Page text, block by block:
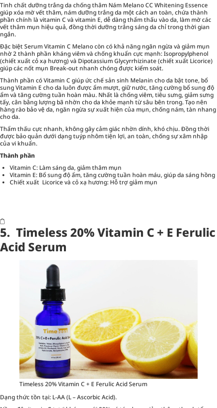
Tinh chất dưỡng trắng da chống thâm Nám Melano CC Whitening Essence
giúp xóa mờ vết thâm, nám dưỡng trắng da một cách an toàn, chứa thành
phần chính là vitamin C và vitamin E, dễ dàng thẩm thấu vào da, làm mờ các
vết thâm mụn hiệu quả, đồng thời dưỡng trắng sáng da chỉ trong thời gian
ngắn.
Đặc biệt Serum Vitamin C Melano còn có khả năng ngăn ngừa và giảm mụn
nhờ 2 thành phần kháng viêm và chống khuẩn cực mạnh: Isopropylphenol
(chiết xuất cỏ xạ hương) và Dipotassium Glycyrrhizinate (chiết xuất Licorice)
giúp các nốt mụn Break-out nhanh chóng được kiểm soát.
Thành phần có Vitamin C giúp ức chế sản sinh Melanin cho da bật tone, bổ
sung Vitamin E cho da luôn được ẩm mượt, giữ nước, tăng cường bổ sung độ
ẩm và tăng cường tuần hoàn màu. Nhất là chống viêm, tiêu sưng, giảm sưng
tấy, cân bằng lượng bã nhờn cho da khỏe mạnh từ sâu bên trong. Tạo nên
hàng rào bảo vệ da, ngăn ngừa sự xuất hiện của mụn, chống nám, tàn nhang
cho da.
Thẩm thấu cực nhanh, không gây cảm giác nhờn dính, khó chịu. Đồng thời
được bảo quản dưới dạng tuýp nhôm tiện lợi, an toàn, chống sự xâm nhập
của vi khuẩn.
Thành phần
Vitamin C: Làm sáng da, giảm thâm mụn
Vitamin E: Bổ sung độ ẩm, tăng cường tuần hoàn máu, giúp da sáng hồng
Chiết xuất Licorice và cỏ xạ hương: Hỗ trợ giảm mụn
5. Timeless 20% Vitamin C + E Ferulic
Acid Serum
Timeless 20% Vitamin C + E Ferulic Acid Serum
Dạng thức tồn tại: L-AA (L – Ascorbic Acid).